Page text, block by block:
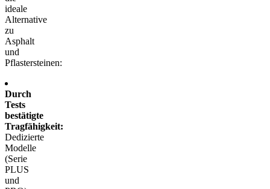
ideale
Alternative
zu
Asphalt
und
Pflastersteinen:
Durch
Tests
bestätigte
Tragfähigkeit:
Dedizierte
Modelle
(Serie
PLUS
und